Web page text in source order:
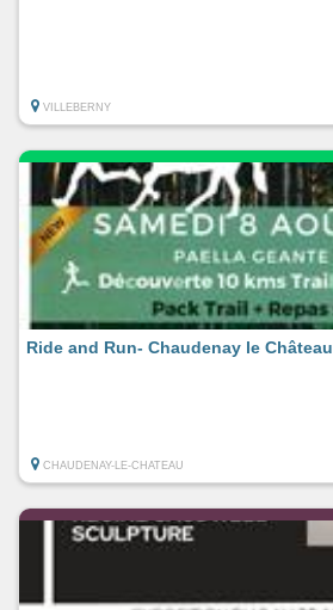
VILLEBERNY
Ride and Run- Chaudenay le Château
CHAUDENAY-LE-CHATEAU